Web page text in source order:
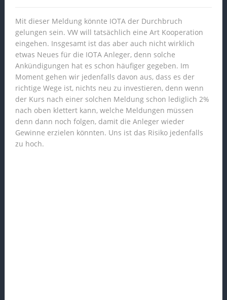
Mit dieser Meldung könnte IOTA der Durchbruch
gelungen sein. VW will tatsächlich eine Art Kooperation
eingehen. Insgesamt ist das aber auch nicht wirklich
etwas Neues für die IOTA Anleger, denn solche
Ankündigungen hat es schon häufiger gegeben. Im
Moment gehen wir jedenfalls davon aus, dass es der
richtige Wege ist, nichts neu zu investieren, denn wenn
der Kurs nach einer solchen Meldung schon lediglich 2%
nach oben klettert kann, welche Meldungen müssen
denn dann noch folgen, damit die Anleger wieder
Gewinne erzielen könnten. Uns ist das Risiko jedenfalls
zu hoch.